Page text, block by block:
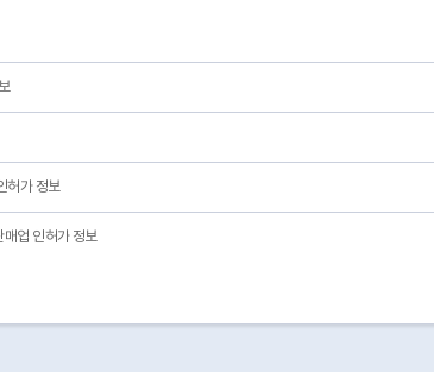
2024-03-04
허가 정보
업 인허가 정보